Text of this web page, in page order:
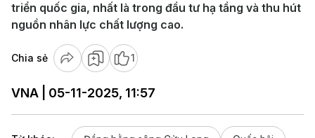
triển quốc gia, nhất là trong đầu tư hạ tầng và thu hút
nguồn nhân lực chất lượng cao.
Chia sẻ 1
VNA | 05-11-2025, 11:57